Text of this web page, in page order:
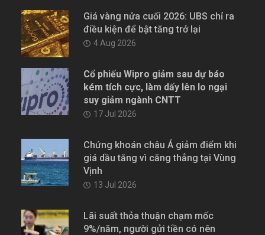
Giá vàng nửa cuối 2026: UBS chỉ ra
điều kiện để bật tăng trở lại
4 Aug 2026
Cổ phiếu Wipro giảm sau dự báo
kém tích cực, làm dấy lên lo ngại
suy giảm ngành CNTT
17 Jul 2026
Chứng khoán châu Á giảm điểm khi
giá dầu tăng vì căng thẳng tại Vùng
Vịnh
13 Jul 2026
Lãi suất thỏa thuận chạm mốc
9%/năm, người gửi tiền có nên